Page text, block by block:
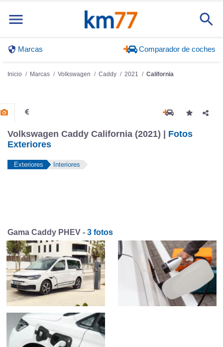
Marcas Comparador de coches
Inicio Marcas Volkswagen Caddy 2021 California
Volkswagen Caddy California (2021) | Fotos
Exteriores
Exteriores Interiores
Gama Caddy PHEV - 3 fotos